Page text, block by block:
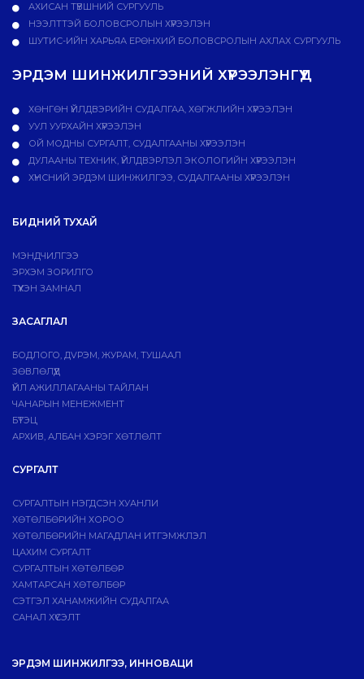
АХИСАН ТҮВШНИЙ СУРГУУЛЬ
НЭЭЛТТЭЙ БОЛОВСРОЛЫН ХҮРЭЭЛЭН
ШУТИС-ИЙН ХАРЬЯА ЕРӨНХИЙ БОЛОВСРОЛЫН АХЛАХ СУРГУУЛЬ
ЭРДЭМ ШИНЖИЛГЭЭНИЙ ХҮРЭЭЛЭНГҮҮД
ХӨНГӨН ҮЙЛДВЭРИЙН СУДАЛГАА, ХӨГЖЛИЙН ХҮРЭЭЛЭН
УУЛ УУРХАЙН ХҮРЭЭЛЭН
ОЙ МОДНЫ СУРГАЛТ, СУДАЛГААНЫ ХҮРЭЭЛЭН
ДУЛААНЫ ТЕХНИК, ҮЙЛДВЭРЛЭЛ ЭКОЛОГИЙН ХҮРЭЭЛЭН
ХҮНСНИЙ ЭРДЭМ ШИНЖИЛГЭЭ, СУДАЛГААНЫ ХҮРЭЭЛЭН
БИДНИЙ ТУХАЙ
МЭНДЧИЛГЭЭ
ЭРХЭМ ЗОРИЛГО
ТҮҮХЭН ЗАМНАЛ
ЗАСАГЛАЛ
БОДЛОГО, ДVРЭМ, ЖУРАМ, ТУШААЛ
ЗӨВЛӨЛҮҮД
ҮЙЛ АЖИЛЛАГААНЫ ТАЙЛАН
ЧАНАРЫН МЕНЕЖМЕНТ
БҮТЭЦ
АРХИВ, АЛБАН ХЭРЭГ ХӨТЛӨЛТ
СУРГАЛТ
СУРГАЛТЫН НЭГДСЭН ХУАНЛИ
ХӨТӨЛБӨРИЙН ХОРОО
ХӨТӨЛБӨРИЙН МАГАДЛАН ИТГЭМЖЛЭЛ
ЦАХИМ СУРГАЛТ
СУРГАЛТЫН ХӨТӨЛБӨР
ХАМТАРСАН ХӨТӨЛБӨР
СЭТГЭЛ ХАНАМЖИЙН СУДАЛГАА
САНАЛ ХҮСЭЛТ
ЭРДЭМ ШИНЖИЛГЭЭ, ИННОВАЦИ